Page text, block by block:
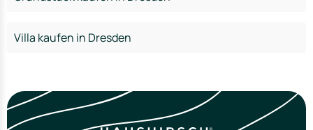
Villa kaufen in Dresden